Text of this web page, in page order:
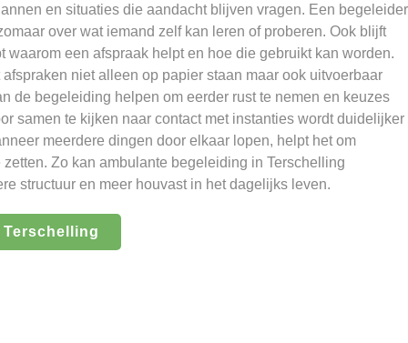
en situaties die aandacht blijven vragen. Een begeleider
over wat iemand zelf kan leren of proberen. Ook blijft
waarom een afspraak helpt en hoe die gebruikt kan worden.
niet alleen op papier staan maar ook uitvoerbaar
de begeleiding helpen om eerder rust te nemen en keuzes
samen te kijken naar contact met instanties wordt duidelijker
meerdere dingen door elkaar lopen, helpt het om
Zo kan ambulante begeleiding in Terschelling
structuur en meer houvast in het dagelijks leven.